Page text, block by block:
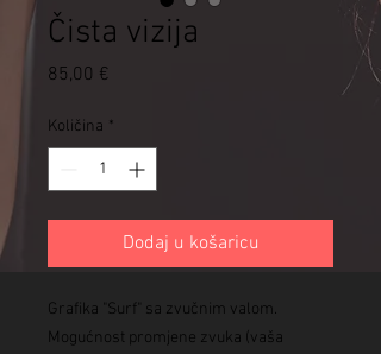
Čista vizija
85,00 €
Količina *
Dodaj u košaricu
Grafika "Surf" sa zvučnim valom.
Mogućnost promjene zvuka (vaša